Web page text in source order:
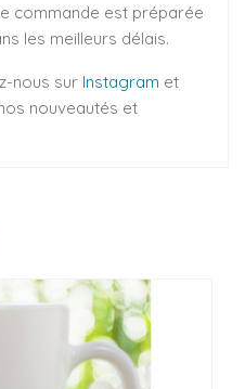
commande est préparée
les meilleurs délais.
nous sur Instagram et
nouveautés et